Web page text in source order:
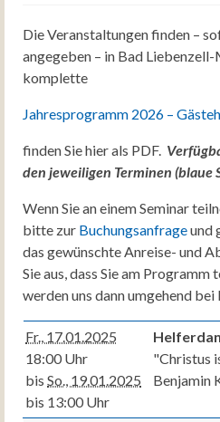
Die Veranstaltungen finden –
angegeben – in Bad
komplette
Jahresprogramm 2026 –
finden Sie hier als PDF.
den jeweiligen Terminen (blaue
Wenn Sie an einem Seminar
bitte zur Buchungsanfrageund
das gewünschte Anreise- und
Sie aus, dass Sie am
werden uns dann umgehend bei
Fr., 17.01.2025
18:00 Uhr
bis So., 19.01.2025
bis 13:00 Uhr
"Christus
Benjamin